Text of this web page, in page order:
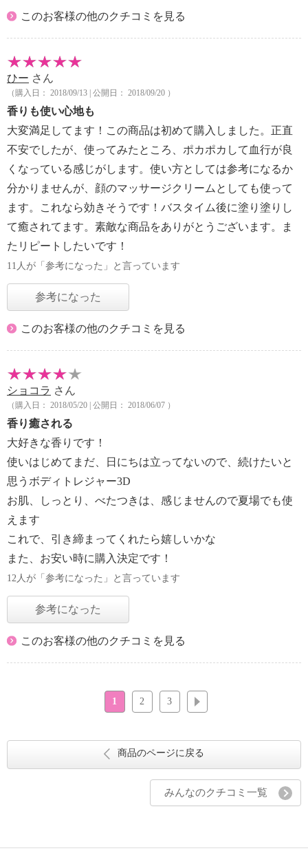
このお客様の他のクチコミを見る
ひー さん
（購入日： 2018/09/13 | 公開日： 2018/09/20 ）
香りも使い心地も
大変満足してます！この商品は初めて購入しました。正直
不安でしたが、使ってみたところ、ポカポカして血行が良
くなっている感じがします。使い方としては参考になるか
分かりませんが、顔のマッサージクリームとしても使って
ます。これなら効きそうです！バスタイム後に塗り塗りし
て癒されてます。素敵な商品をありがとうございます。ま
たリピートしたいです！
11人が「参考になった」と言っています
参考になった
このお客様の他のクチコミを見る
ショコラ さん
（購入日： 2018/05/20 | 公開日： 2018/06/07 ）
香り癒される
大好きな香りです！
使いはじめてまだ、日にちは立ってないので、続けたいと
思うボディトレジャー3D
お肌、しっとり、べたつきは、感じませんので夏場でも使
えます
これで、引き締まってくれたら嬉しいかな
また、お安い時に購入決定です！
12人が「参考になった」と言っています
参考になった
このお客様の他のクチコミを見る
1 2 3
商品のページに戻る
みんなのクチコミ一覧